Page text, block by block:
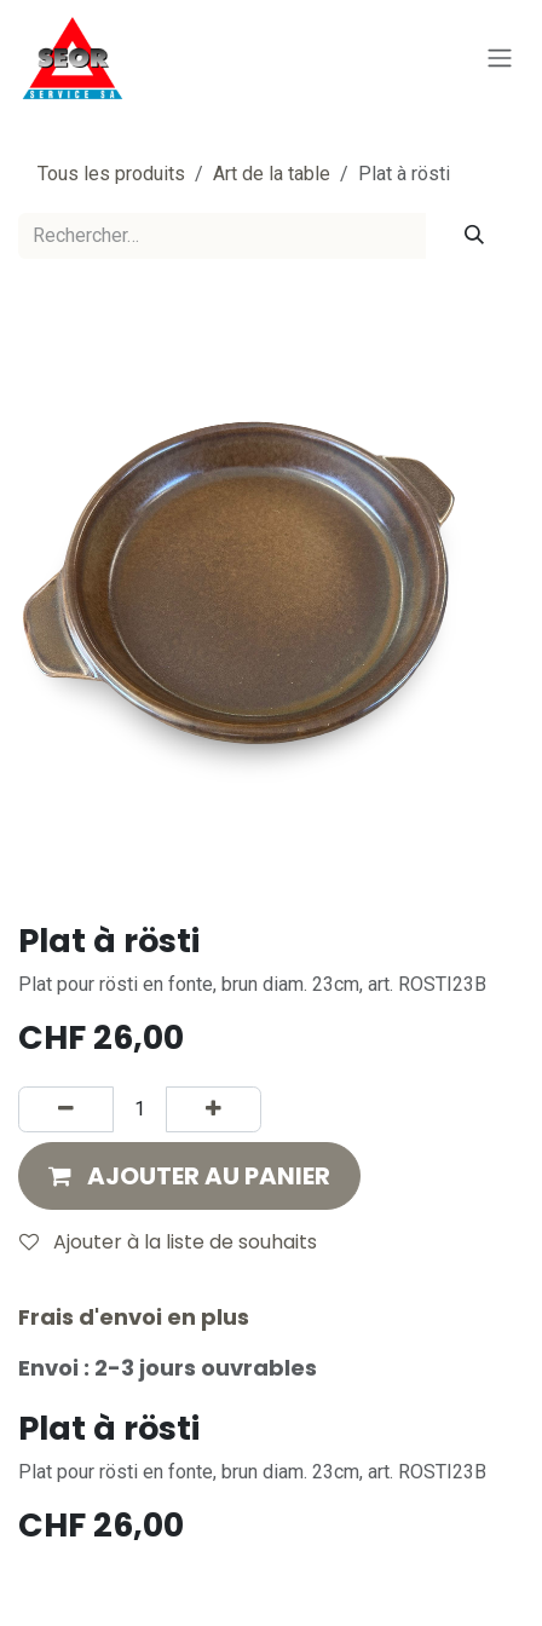
Se rendre au contenu
Tous les produits Art de la table Plat à rösti
Plat à rösti
Plat pour rösti en fonte, brun diam. 23cm, art. ROSTI23B
CHF26,00
AJOUTER AU PANIER
Ajouter à la liste de souhaits
Frais d'envoi en plus
Envoi : 2-3 jours ouvrables
Plat à rösti
Plat pour rösti en fonte, brun diam. 23cm, art. ROSTI23B
CHF26,00